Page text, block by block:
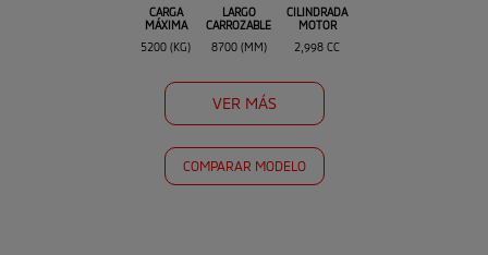
CARGA
MÁXIMA
5200 (KG)
LARGO
CARROZABLE
8700 (MM)
CILINDRADA
MOTOR
2,998 CC
VER MÁS
COMPARAR MODELO